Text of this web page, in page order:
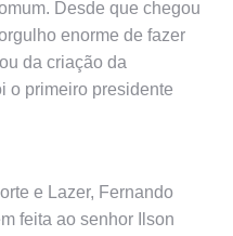
Desde que chegou
enorme de fazer
da criação da
o primeiro presidente
e Lazer, Fernando
feita ao senhor Ilson